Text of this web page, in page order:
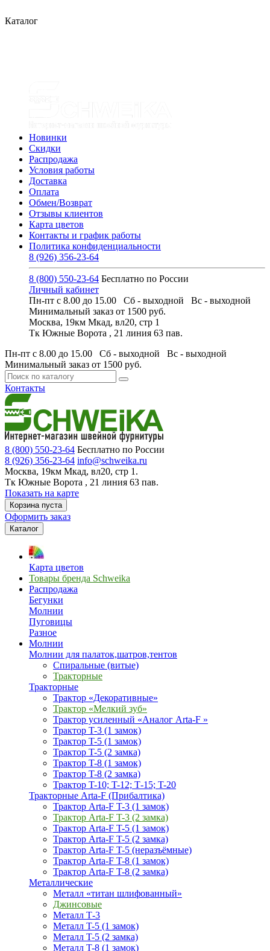
Каталог
Новинки
Скидки
Распродажа
Условия работы
Доставка
Оплата
Обмен/Возврат
Отзывы клиентов
Карта цветов
Контакты и график работы
Политика конфиденциальности
8 (926) 356-23-64
8 (800) 550-23-64 Бесплатно по России
Личный кабинет
Пн-пт с 8.00 до 15.00 Сб - выходной Вс - выходной
Минимальный заказ от 1500 руб.
Москва, 19км Мкад, вл20, стр 1
Тк Южные Ворота , 21 линия 63 пав.
Пн-пт с 8.00 до 15.00 Сб - выходной Вс - выходной
Минимальный заказ от 1500 руб.
Контакты
8 (800) 550-23-64 Бесплатно по России
8 (926) 356-23-64 info@schweika.ru
Москва, 19км Мкад, вл20, стр 1.
Тк Южные Ворота , 21 линия 63 пав.
Показать на карте
Корзина пуста
Оформить заказ
Каталог
Карта цветов
Товары бренда Schweika
Распродажа
Бегунки
Молнии
Пуговицы
Разное
Молнии
Молнии для палаток,шатров,тентов
Спиральные (витые)
Тракторные
Тракторные
Трактор «Декоративные»
Трактор «Мелкий зуб»
Трактор усиленный «Аналог Arta-F »
Трактор T-3 (1 замок)
Трактор T-5 (1 замок)
Трактор T-5 (2 замка)
Трактор T-8 (1 замок)
Трактор T-8 (2 замка)
Трактор T-10; T-12; Т-15; T-20
Тракторные Arta-F (Прибалтика)
Трактор Arta-F T-3 (1 замок)
Трактор Arta-F T-3 (2 замка)
Трактор Arta-F T-5 (1 замок)
Трактор Arta-F T-5 (2 замка)
Трактор Arta-F T-5 (неразъёмные)
Трактор Arta-F T-8 (1 замок)
Трактор Arta-F T-8 (2 замка)
Металлические
Металл «титан шлифованный»
Джинсовые
Металл Т-3
Металл T-5 (1 замок)
Металл T-5 (2 замка)
Металл T-8 (1 замок)